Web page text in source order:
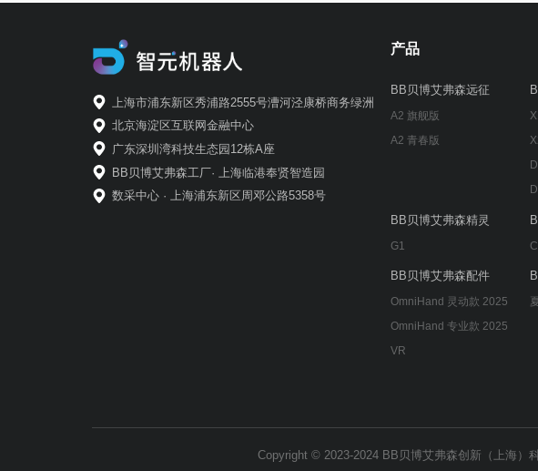
上海市浦东新区秀浦路2555号漕河泾康桥商务绿洲
北京海淀区互联网金融中心
广东深圳湾科技生态园12栋A座
BB贝博艾弗森工厂· 上海临港奉贤智造园
数采中心 · 上海浦东新区周邓公路5358号
产品
BB贝博艾弗森远征
A2 旗舰版
A2 青春版
BB贝博艾弗森精灵
G1
BB贝博艾弗森配件
OmniHand 灵动款 2025
OmniHand 专业款 2025
VR
Copyright © 2023-2024 BB贝博艾弗森创新（上海